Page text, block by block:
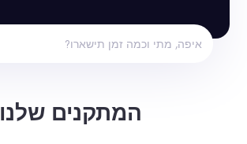
המתקנים שלנו